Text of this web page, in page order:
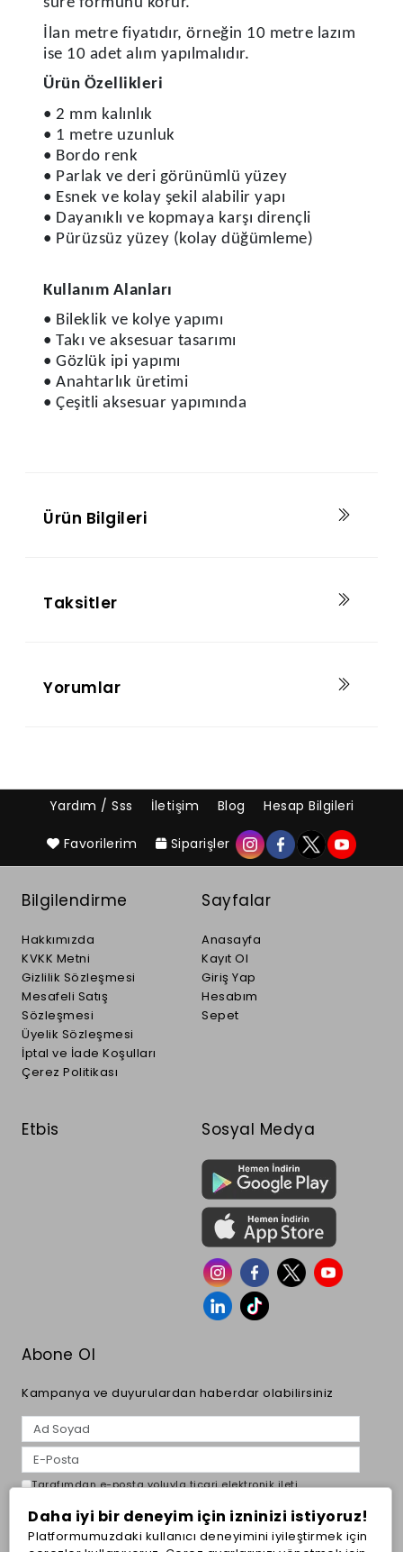
Daha iyi bir deneyim için izninizi istiyoruz!
Platformumuzdaki kullanıcı deneyimini iyileştirmek için
İlan metre fiyatıdır, örneğin 10 metre lazım
ise 10 adet alım yapılmalıdır.
Ürün Özellikleri
• 2 mm kalınlık
• 1 metre uzunluk
• Bordo renk
• Parlak ve deri görünümlü yüzey
• Esnek ve kolay şekil alabilir yapı
• Dayanıklı ve kopmaya karşı dirençli
• Pürüzsüz yüzey (kolay düğümleme)
Kullanım Alanları
• Bileklik ve kolye yapımı
• Takı ve aksesuar tasarımı
• Gözlük ipi yapımı
• Anahtarlık üretimi
• Çeşitli aksesuar yapımında
Ürün Bilgileri
Taksitler
Yorumlar
Yardım / Sss İletişim Blog Hesap Bilgileri
Favorilerim Siparişler
Bilgilendirme
Hakkımızda
KVKK Metni
Gizlilik Sözleşmesi
Mesafeli Satış
Sözleşmesi
Üyelik Sözleşmesi
İptal ve İade Koşulları
Çerez Politikası
Sayfalar
Anasayfa
Kayıt Ol
Giriş Yap
Hesabım
Sepet
Etbis Sosyal Medya
Abone Ol
Kampanya ve duyurulardan haberdar olabilirsiniz
Tarafımdan e-posta yoluyla ticari elektronik ileti
Abone Ol